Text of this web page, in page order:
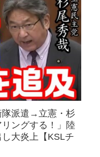
隊派遣→立憲・杉
ングする！」陸
大炎上【KSLチ